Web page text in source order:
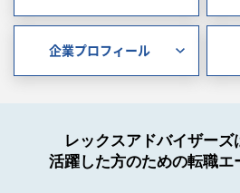
企業プロフィール
レックスアドバイザーズ
活躍した方のための転職エ